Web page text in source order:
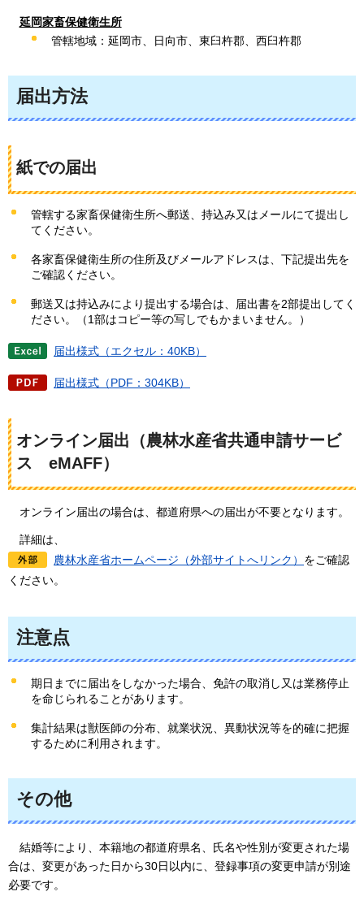
延岡家畜保健衛生所
管轄地域：延岡市、日向市、東臼杵郡、西臼杵郡
届出方法
紙での届出
管轄する家畜保健衛生所へ郵送、持込み又はメールにて提出し
てください。
各家畜保健衛生所の住所及びメールアドレスは、下記提出先を
ご確認ください。
郵送又は持込みにより提出する場合は、届出書を2部提出してく
ださい。（1部はコピー等の写しでもかまいません。）
届出様式（エクセル：40KB）
届出様式（PDF：304KB）
オンライン届出（農林水産省共通申請サービ
ス
eMAFF）
オンライン届出の場合は、都道府県への届出が不要となります。
詳細は、
農林水産省ホームページ（外部サイトへリンク） をご確認
ください。
注意点
期日までに届出をしなかった場合、免許の取消し又は業務停止
を命じられることがあります。
集計結果は獣医師の分布、就業状況、異動状況等を的確に把握
するために利用されます。
その他
結婚等により、本籍地の都道府県名、氏名や性別が変更された場
合は、変更があった日から30日以内に、登録事項の変更申請が別途
必要です。